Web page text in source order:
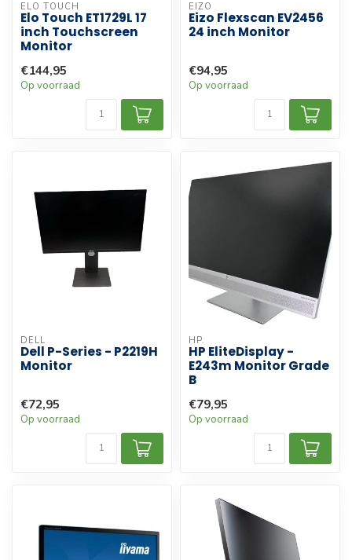
ELO TOUCH
Elo Touch ET1729L 17
inch Touchscreen
Monitor
€144,95
Op voorraad
EIZO
Eizo Flexscan EV2456
24 inch Monitor
€94,95
Op voorraad
DELL
Dell P-Series - P2219H
Monitor
€72,95
Op voorraad
HP.
HP EliteDisplay -
E243m Monitor Grade
B
€79,95
Op voorraad